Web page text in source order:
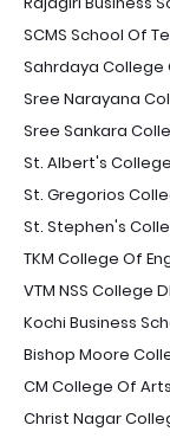
SCMS School Of
Sahrdaya College
Sree Narayana
Sree Sankara
St. Albert's
St. Gregorios
St. Stephen's
TKM College Of
VTM NSS College
Kochi Business
Bishop Moore
CM College Of
Christ Nagar